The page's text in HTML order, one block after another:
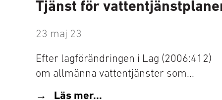
Tjänst för
23 maj 23
Efter lagförändringen i Lag (2006:412)
om allmänna vattentjänster som...
Läs mer...